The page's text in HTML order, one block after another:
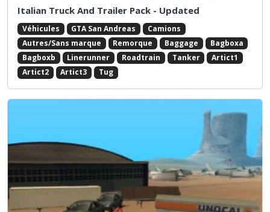
Italian Truck And Trailer Pack - Updated
Véhicules GTA San Andreas
Camions
Autres/Sans marque
Remorque Baggage
Bagboxa
Bagboxb
Linerunner Roadtrain Tanker
Artict1
Artict2
Artict3 Tug